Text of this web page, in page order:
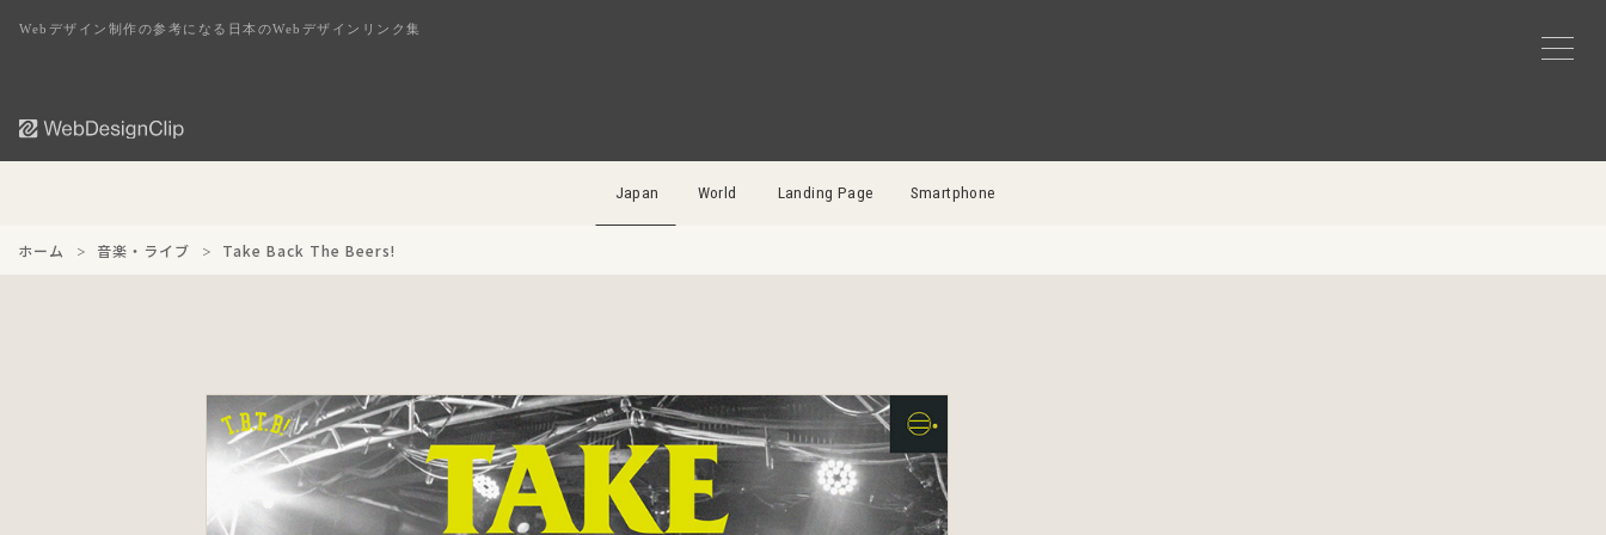
Webデザイン制作の参考になる日本のWebデザインリンク集
Japan World Landing Page Smartphone
ホーム 音楽・ライブ Take Back The Beers!